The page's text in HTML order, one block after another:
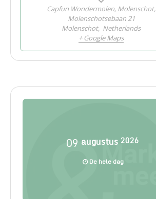
Capfun Wondermolen, Molenschot,
Molenschotsebaan 21
Molenschot, Netherlands
+ Google Maps
09 augustus 2026
De hele dag